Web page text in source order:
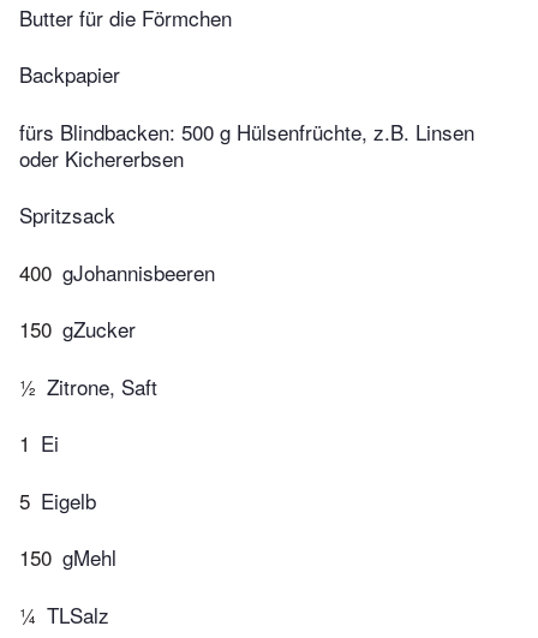
Butter für die Förmchen
Backpapier
fürs Blindbacken: 500 g Hülsenfrüchte, z.B. Linsen
oder Kichererbsen
Spritzsack
400 gJohannisbeeren
150 gZucker
½ Zitrone, Saft
1 Ei
5 Eigelb
150 gMehl
¼ TLSalz